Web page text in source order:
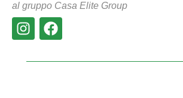
al gruppo Casa Elite Group